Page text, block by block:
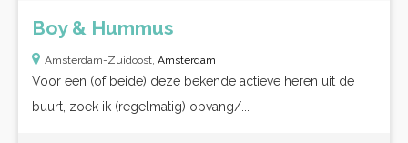
Boy & Hummus
Amsterdam-Zuidoost, Amsterdam
Voor een (of beide) deze bekende actieve heren uit de
buurt, zoek ik (regelmatig) opvang/...